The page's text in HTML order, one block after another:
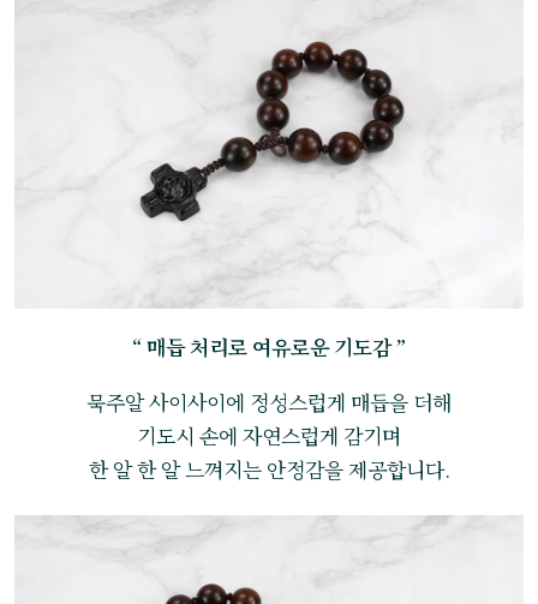
“ 매듭 처리로 여유로운 기도감 ”
묵주알 사이사이에 정성스럽게 매듭을 더해
기도시 손에 자연스럽게 감기며
한 알 한 알 느껴지는 안정감을 제공합니다.